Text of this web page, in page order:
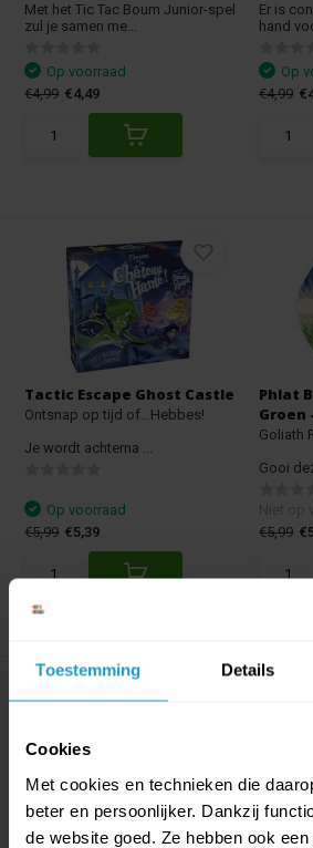
Toestemming Details
Cookies
Met cookies en technieken die
beter en persoonlijker. Dankzij
de website goed. Ze hebben ook
Met het Tic Tac Boum Junior-spel
zul je samen me...
Op voorraad
€4,99 €4,49
Er is
hand
Op
€4,99
Tactic Escape Ghost Castle
Ontsnap op tijd of…Hebbes!
Je wordt achterna ...
Op voorraad
€5,99 €5,39
Phlat
Groen
Goliath
Gooi
€5,99
Qware Gaming - Muis -
RiDD